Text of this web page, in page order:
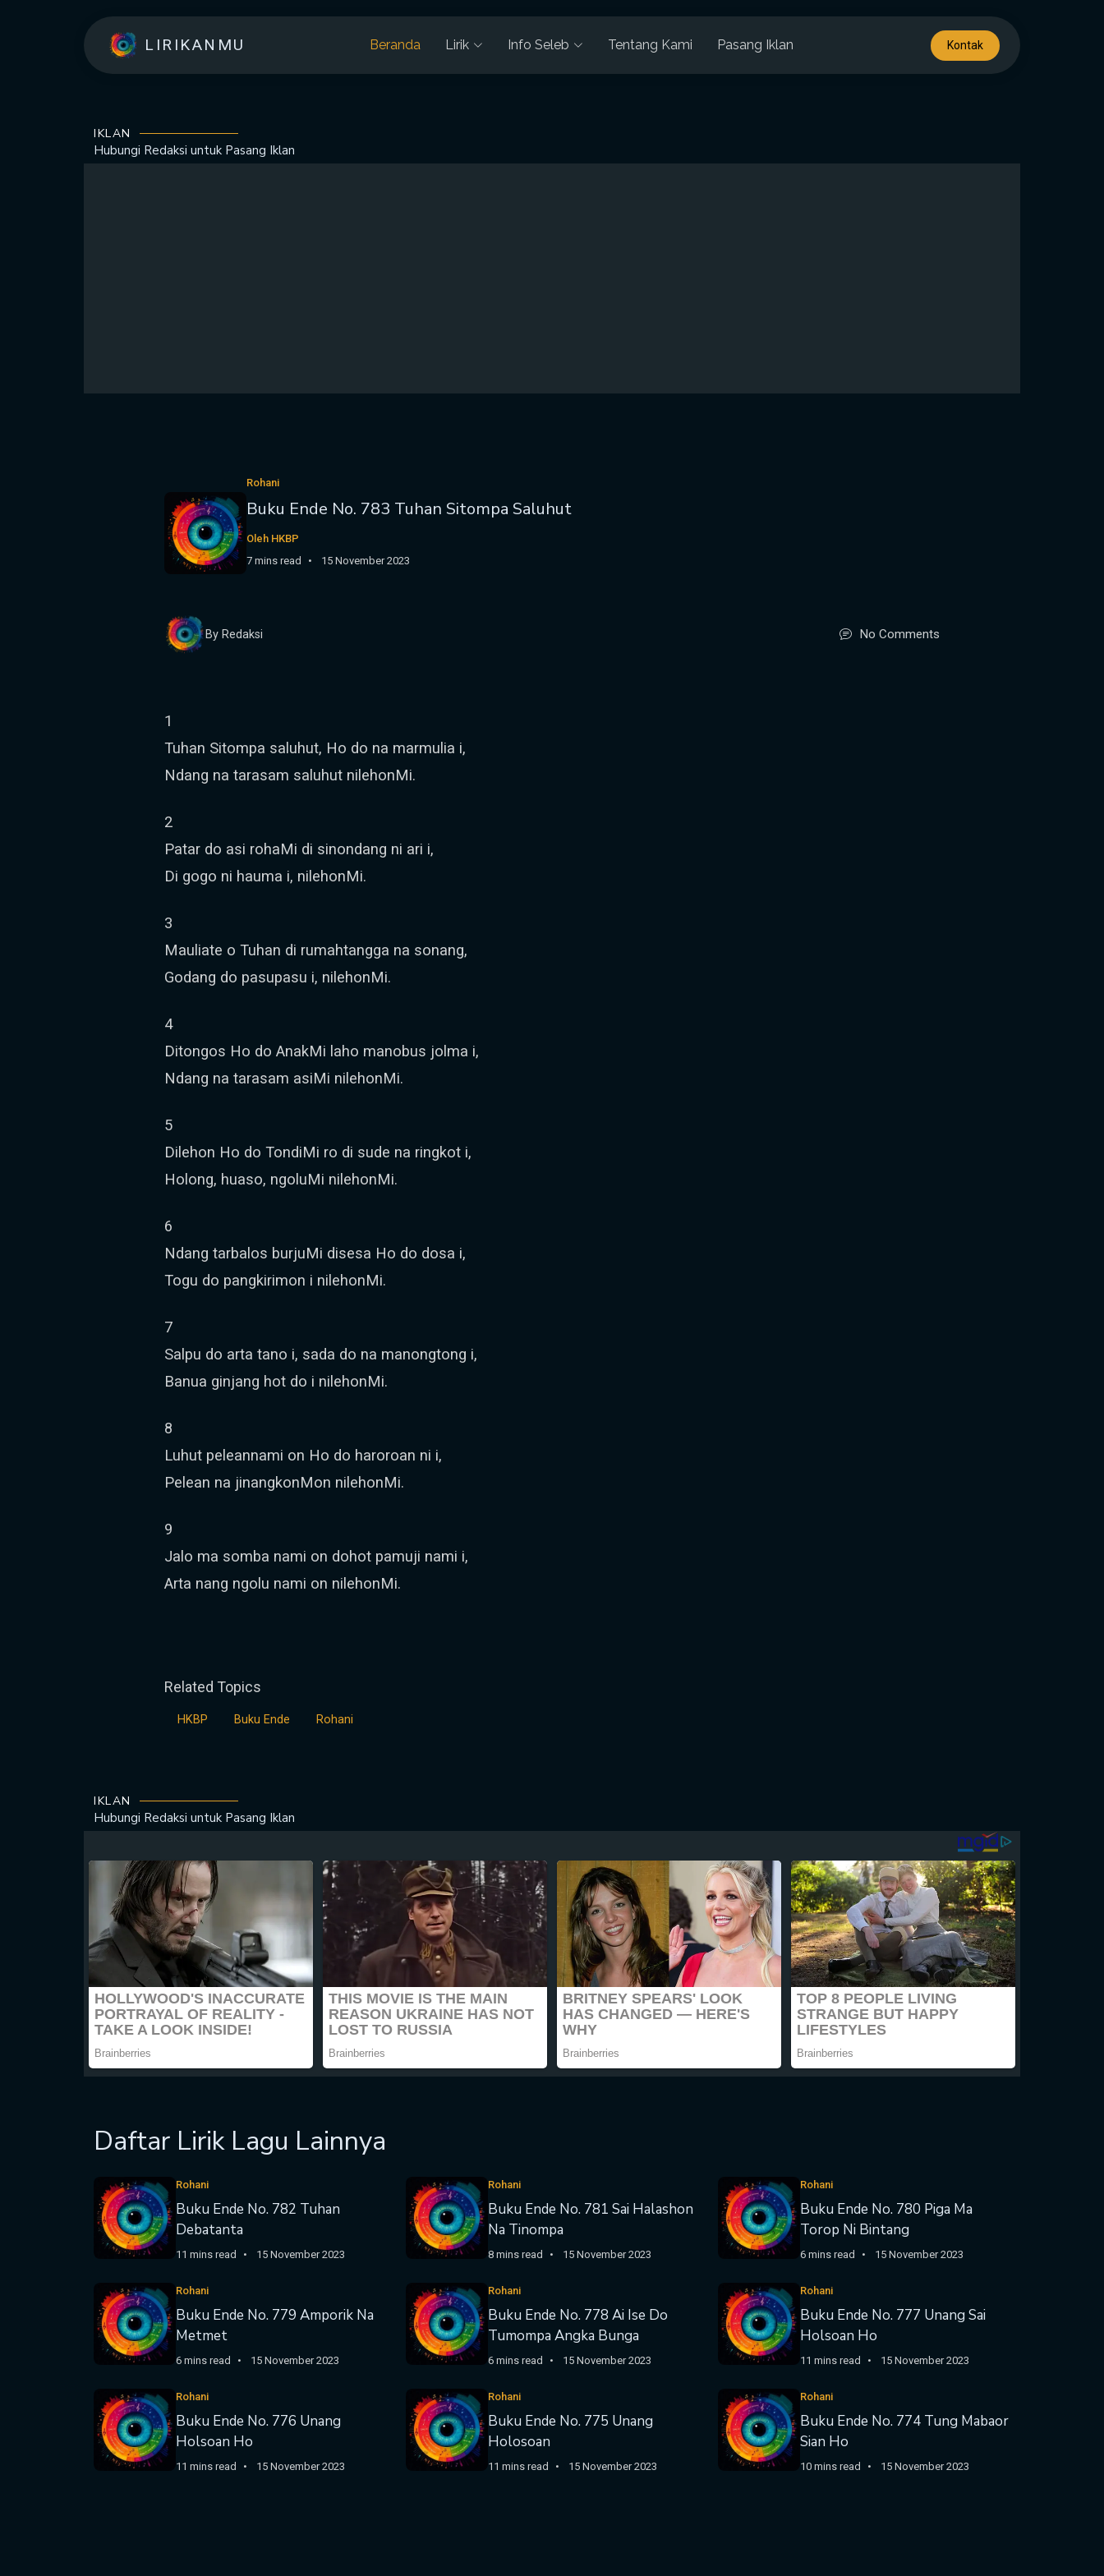
LIRIKANMU Beranda Lirik Info Seleb Tentang Kami Pasang Iklan Kontak
IKLAN
Hubungi Redaksi untuk Pasang Iklan
Rohani
Buku Ende No. 783 Tuhan Sitompa Saluhut
Oleh HKBP
7 mins read
15 November 2023
By Redaksi No Comments
1
Tuhan Sitompa saluhut, Ho do na marmulia i,
Ndang na tarasam saluhut nilehonMi.
2
Patar do asi rohaMi di sinondang ni ari i,
Di gogo ni hauma i, nilehonMi.
3
Mauliate o Tuhan di rumahtangga na sonang,
Godang do pasupasu i, nilehonMi.
4
Ditongos Ho do AnakMi laho manobus jolma i,
Ndang na tarasam asiMi nilehonMi.
5
Dilehon Ho do TondiMi ro di sude na ringkot i,
Holong, huaso, ngoluMi nilehonMi.
6
Ndang tarbalos burjuMi disesa Ho do dosa i,
Togu do pangkirimon i nilehonMi.
7
Salpu do arta tano i, sada do na manongtong i,
Banua ginjang hot do i nilehonMi.
8
Luhut peleannami on Ho do haroroan ni i,
Pelean na jinangkonMon nilehonMi.
9
Jalo ma somba nami on dohot pamuji nami i,
Arta nang ngolu nami on nilehonMi.
Related Topics
HKBP Buku Ende Rohani
IKLAN
Hubungi Redaksi untuk Pasang Iklan
Daftar Lirik Lagu Lainnya
Rohani
Buku Ende No. 782 Tuhan
Debatanta
11 mins read 15 November 2023
Rohani
Buku Ende No. 781 Sai Halashon
Na Tinompa
8 mins read 15 November 2023
Rohani
Buku Ende No. 780 Piga Ma
Torop Ni Bintang
6 mins read 15 November 2023
Rohani
Buku Ende No. 779 Amporik Na
Metmet
6 mins read 15 November 2023
Rohani
Buku Ende No. 778 Ai Ise Do
Tumompa Angka Bunga
6 mins read 15 November 2023
Rohani
Buku Ende No. 777 Unang Sai
Holsoan Ho
11 mins read 15 November 2023
Rohani
Buku Ende No. 776 Unang
Holsoan Ho
11 mins read 15 November 2023
Rohani
Buku Ende No. 775 Unang
Holosoan
11 mins read 15 November 2023
Rohani
Buku Ende No. 774 Tung Mabaor
Sian Ho
10 mins read 15 November 2023